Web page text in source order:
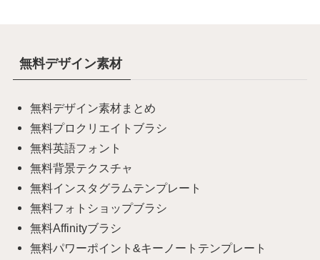
無料デザイン素材
無料デザイン素材まとめ
無料プロクリエイトブラシ
無料英語フォント
無料背景テクスチャ
無料インスタグラムテンプレート
無料フォトショップブラシ
無料Affinityブラシ
無料パワーポイント&キーノートテンプレート